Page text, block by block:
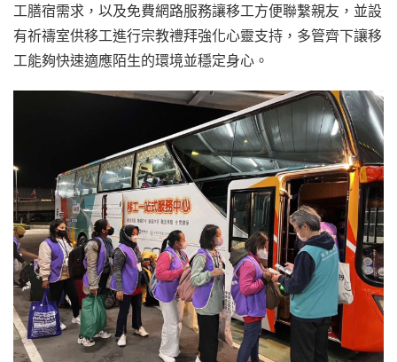
工膳宿需求，以及免費網路服務讓移工方便聯繫親友，並設
有祈禱室供移工進行宗教禮拜強化心靈支持，多管齊下讓移
工能夠快速適應陌生的環境並穩定身心。